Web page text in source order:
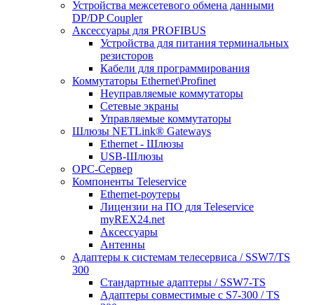
Устройства межсетевого обмена данными
DP/DP Coupler
Аксессуары для PROFIBUS
Устройства для питания терминальных
резисторов
Кабели для программирования
Коммутаторы Ethernet\Profinet
Неуправляемые коммутаторы
Сетевые экраны
Управляемые коммутаторы
Шлюзы NETLink® Gateways
Ethernet - Шлюзы
USB-Шлюзы
ОРС-Сервер
Компоненты Teleservice
Ethernet-роутеры
Лицензии на ПО для Teleservice
myREX24.net
Аксессуары
Антенны
Адаптеры к системам телесервиса / SSW7/TS
300
Стандартные адаптеры / SSW7-TS
Адаптеры совместимые с S7-300 / TS